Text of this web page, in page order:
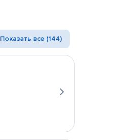
Показать все (144)